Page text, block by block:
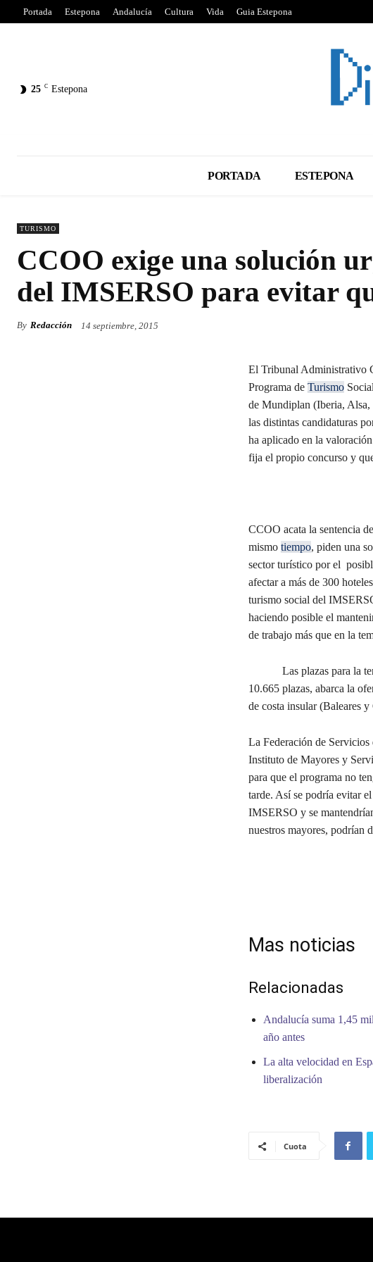
Portada Estepona Andalucía Cultura Vida Guia Estepona
25 C Estepona
PORTADA ESTEPONA
TURISMO
CCOO exige una solución
del IMSERSO para evitar
By Redacción 14 septiembre, 2015
El Tribunal Administrativo
Programa de Turismo
de Mundiplan (Iberia,
las distintas candidaturas
ha aplicado en la
fija el propio concurso y
CCOO acata la sentencia
mismo tiempo, piden una
sector turístico por el
afectar a más de 300
turismo social del
haciendo posible el
de trabajo más que en la
Las plazas para la
10.665 plazas, abarca la
de costa insular (Baleares
La Federación de
Instituto de Mayores y
para que el programa no
tarde. Así se podría evitar
IMSERSO y se
nuestros mayores, podrían
Mas noticias
Relacionadas
Andalucía suma 1,45
año antes
La alta velocidad en
liberalización
Cuota